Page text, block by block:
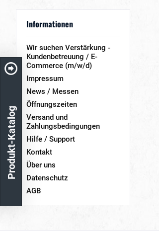
Informationen
Wir suchen Verstärkung -
Kundenbetreuung / E-
Commerce (m/w/d)
Impressum
News / Messen
Öffnungszeiten
Versand und
Zahlungsbedingungen
Hilfe / Support
Kontakt
Über uns
Datenschutz
AGB
Produkt-Katalog